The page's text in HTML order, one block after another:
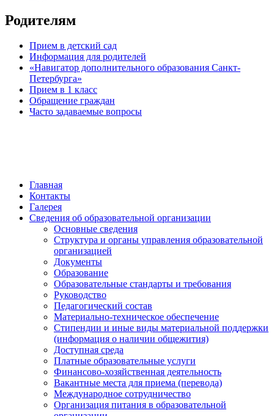
Родителям
Прием в детский сад
Информация для родителей
«Навигатор дополнительного образования Санкт-
Петербурга»
Прием в 1 класс
Обращение граждан
Часто задаваемые вопросы
Главная
Контакты
Галерея
Сведения об образовательной организации
Основные сведения
Структура и органы управления образовательной
организацией
Документы
Образование
Образовательные стандарты и требования
Руководство
Педагогический состав
Материально-техническое обеспечение
Стипендии и иные виды материальной поддержки
(информация о наличии общежития)
Доступная среда
Платные образовательные услуги
Финансово-хозяйственная деятельность
Вакантные места для приема (перевода)
Международное сотрудничество
Организация питания в образовательной